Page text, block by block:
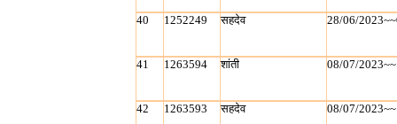
40 1252249 सहदेव 28/06/
41 1263594 शांती 08/07/
42 1263593 सहदेव 08/07/